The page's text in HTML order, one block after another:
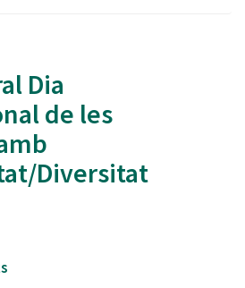
Dia
de les
Diversitat